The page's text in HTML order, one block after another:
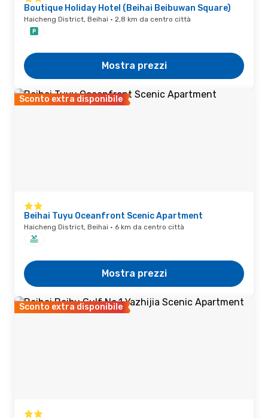
Boutique Holiday Hotel (Beihai Beibuwan Square)
Haicheng District, Beihai · 2,8 km da centro città
Mostra prezzi
Sconto extra disponibile
Beihai Tuyu Oceanfront Scenic Apartment
Haicheng District, Beihai · 6 km da centro città
Mostra prezzi
Sconto extra disponibile